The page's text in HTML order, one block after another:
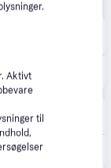
249 kr.
Aktivt
til